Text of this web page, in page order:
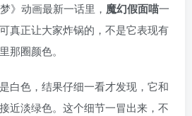
》动画最新一话里， 魔幻假面喵一
真正让大家炸锅的，不是它表现有
那圈颜色。
白色，结果仔细一看才发现，它和
近淡绿色。这个细节一冒出来，不